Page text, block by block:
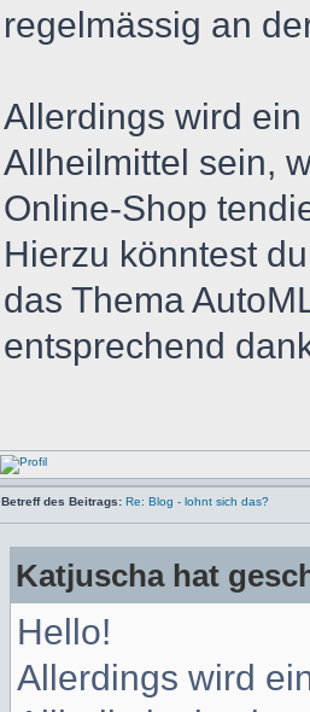
regelmässig an
Allerdings wird
Allheilmittel sein,
Online-Shop
Hierzu könntest
das Thema
entsprechend
Betreff des Beitrags: Re: Blog - lohnt sich das?
Katjuscha hat
Hello!
Allerdings wird